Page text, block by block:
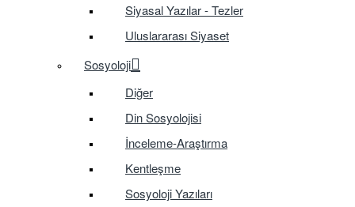
Siyasal Yazılar - Tezler
Uluslararası Siyaset
Sosyoloji
Diğer
Din Sosyolojisi
İnceleme-Araştırma
Kentleşme
Sosyoloji Yazıları